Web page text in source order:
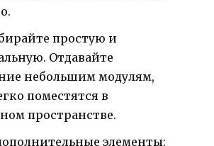
простую и
Отдавайте
небольшим модулям,
поместятся в
пространстве.
элементы: